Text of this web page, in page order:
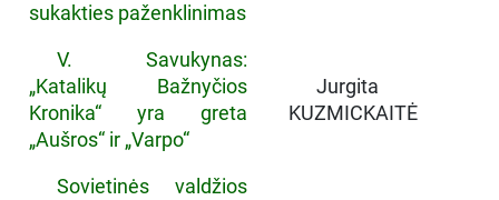
sukakties paženklinimas
V. Savukynas:
„Katalikų Bažnyčios
Kronika“ yra greta
„Aušros“ ir „Varpo“
Jurgita
KUZMICKAITĖ
Sovietinės valdžios